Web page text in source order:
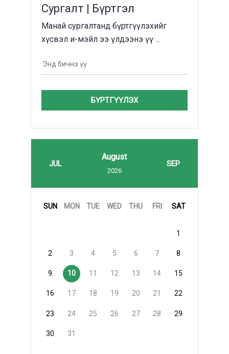
Сургалт | Бүртгэл
Манай сургалтанд бүртгүүлэхийг
хүсвэл и-мэйл ээ үлдээнэ үү ...
БҮРТГҮҮЛЭХ
JUL
August
2026
SEP
SUN MON TUE WED THU FRI SAT
1
2 3 4 5 6 7 8
9 10 11 12 13 14 15
16 17 18 19 20 21 22
23 24 25 26 27 28 29
30 31